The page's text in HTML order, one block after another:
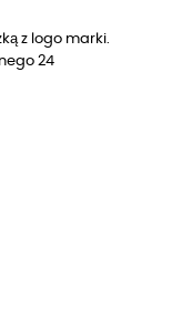
z logo marki.
24